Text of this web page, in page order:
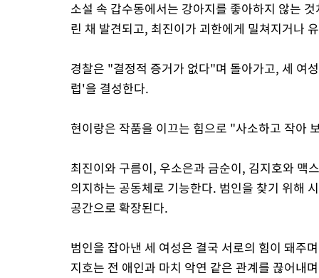
소설 속 갑수동에서는 강아지를 좋아하지 않는
린 채 발견되고, 최진이가 괴한에게 밀쳐지거나
경찰은 "결정적 증거가 없다"며 돌아가고, 세 여
럽'을 결성한다.
현이랑은 작품을 이끄는 힘으로 "사소하고 작아
최진이와 구름이, 우소은과 금순이, 김지호와 맥
의지하는 공동체로 기능한다. 범인을 찾기 위해
공간으로 확장된다.
범인을 잡아낸 세 여성은 결국 서로의 힘이 돼주
지호는 전 애인과 마치 악연 같은 관계를 끊어내